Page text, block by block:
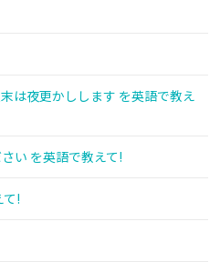
は夜更かしします を英語で教え
い を英語で教えて!
!